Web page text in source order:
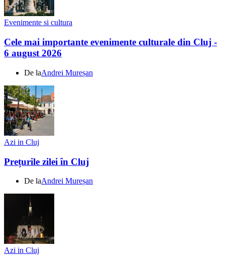
Evenimente si cultura
Cele mai importante evenimente culturale din Cluj -
6 august 2026
De laAndrei Mureșan
Azi in Cluj
Prețurile zilei în Cluj
De laAndrei Mureșan
Azi in Cluj